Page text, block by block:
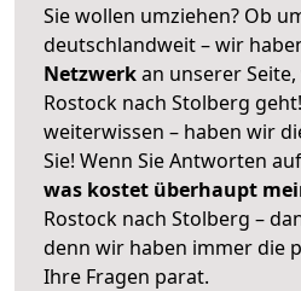
Sie wollen umziehen? Ob
deutschlandweit – wir
Netzwerkan unserer
Rostock nach Stolberg
weiterwissen – haben wir
Sie! Wenn Sie Antworten
was kostet überhaupt
Rostock nach Stolberg –
denn wir haben immer die
Ihre Fragen parat.